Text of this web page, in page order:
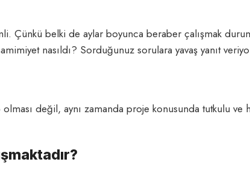
Çünkü belki de aylar boyunca beraber çalışmak
nasıldı? Sorduğunuz sorulara yavaş yanıt
değil, aynı zamanda proje konusunda tutkulu